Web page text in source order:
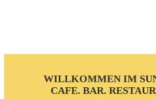
WILLKOMMEN IM
CAFE. BAR.